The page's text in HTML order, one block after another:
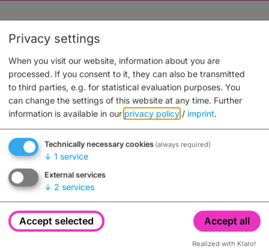
Auch an diesem Ort
Cathedral tours
Privacy settings
When you visit our website, information about you are
processed. If you consent to it, they can also be transmitted
to third parties, e.g. for statistical evaluation purposes. You
can change the settings of this website at any time. Further
information is available in our privacy policy / imprint.
Technically necessary cookies (always required)
↓ 1 service
External services
↓ 2 services
Accept selected Accept all
Realized with Klaro!